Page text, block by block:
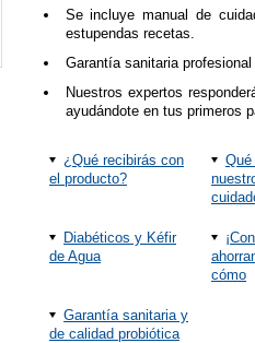
Se incluye manual de
estupendas recetas.
Garantía sanitaria
Nuestros expertos
ayudándote en tus primeros
¿Qué recibirás con
el producto?
Diabéticos y Kéfir
de Agua
cómo
Garantía sanitaria y
de calidad probiótica